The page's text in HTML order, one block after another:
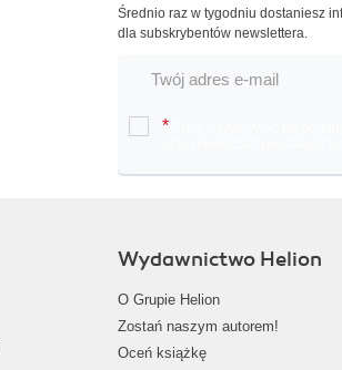
Średnio raz w tygodniu dostaniesz
dla subskrybentów newslettera.
*
Wydawnictwo Helion
O Grupie Helion
Zostań naszym autorem!
Oceń książkę